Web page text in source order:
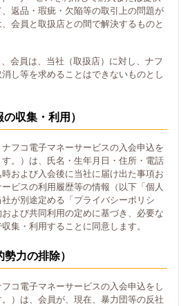
返品・瑕疵・欠陥等の取引上の問題が
会員と取扱店との間で解決するものと
会員は、当社（取扱店）に対し、ナフ
し等を求めることはできないものとし
収集・利用）
フコ電子マネーサービスの入会申込を
。）は、氏名・生年月日・住所・電話
および入会後に当社に届け出た事項お
ビスの利用履歴等の情報（以下「個人
が別途定める「プライバシーポリシ
よび共同利用の定めに基づき、必要な
集・利用することに同意します。
力の排除）
コ電子マネーサービスの入会申込をし
）は、会員が、現在、暴力団等の反社